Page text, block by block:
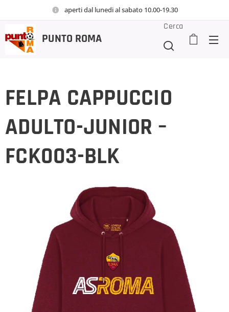
aperti dal lunedi al sabato 10.00-19.30
PUNTO ROMA
Cerca
FELPA CAPPUCCIO
ADULTO-JUNIOR –
FCK003-BLK